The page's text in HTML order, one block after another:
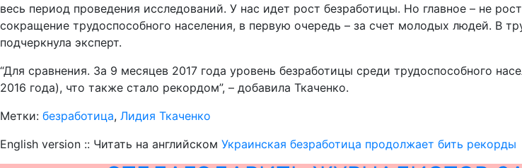
весь период проведения исследований. У нас идет рост безработицы. Но главное – не
сокращение трудоспособного населения, в первую очередь – за счет молодых людей. В
подчеркнула эксперт.
“Для сравнения. За 9 месяцев 2017 года уровень безработицы среди трудоспособного
2016 года), что также стало рекордом”, – добавила Ткаченко.
Метки: безработица, Лидия Ткаченко
English version :: Читать на английском Украинская безработица продолжает бить рекорды